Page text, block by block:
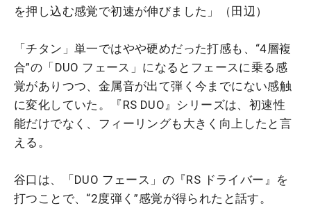
を押し込む感覚で初速が伸びました」（田辺）
「チタン」単一ではやや硬めだった打感も、“4層複
合”の「DUO フェース」になるとフェースに乗る感
覚がありつつ、金属音が出て弾く今までにない感触
に変化していた。『RS DUO』シリーズは、初速性
能だけでなく、フィーリングも大きく向上したと言
える。
谷口は、「DUO フェース」の『RS ドライバー』を
打つことで、“2度弾く”感覚が得られたと話す。